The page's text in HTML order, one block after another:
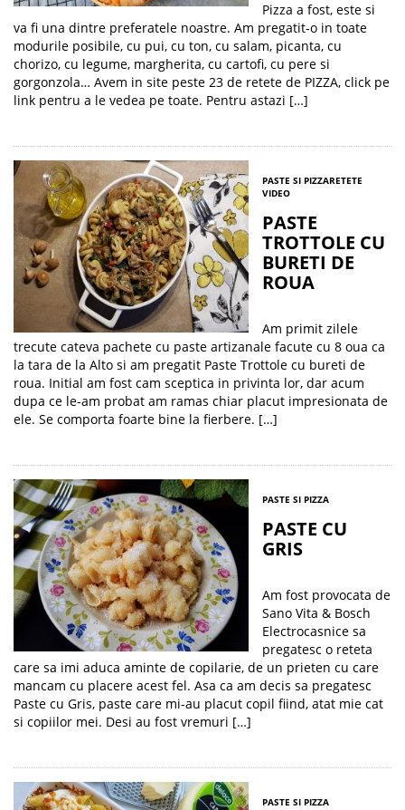
Pizza a fost, este si
va fi una dintre preferatele noastre. Am pregatit-o in toate
modurile posibile, cu pui, cu ton, cu salam, picanta, cu
chorizo, cu legume, margherita, cu cartofi, cu pere si
gorgonzola… Avem in site peste 23 de retete de PIZZA, click pe
link pentru a le vedea pe toate. Pentru astazi […]
PASTE SI PIZZARETETE
VIDEO
PASTE
TROTTOLE CU
BURETI DE
ROUA
Am primit zilele
trecute cateva pachete cu paste artizanale facute cu 8 oua ca
la tara de la Alto si am pregatit Paste Trottole cu bureti de
roua. Initial am fost cam sceptica in privinta lor, dar acum
dupa ce le-am probat am ramas chiar placut impresionata de
ele. Se comporta foarte bine la fierbere. […]
PASTE SI PIZZA
PASTE CU
GRIS
Am fost provocata de
Sano Vita & Bosch
Electrocasnice sa
pregatesc o reteta
care sa imi aduca aminte de copilarie, de un prieten cu care
mancam cu placere acest fel. Asa ca am decis sa pregatesc
Paste cu Gris, paste care mi-au placut copil fiind, atat mie cat
si copiilor mei. Desi au fost vremuri […]
PASTE SI PIZZA